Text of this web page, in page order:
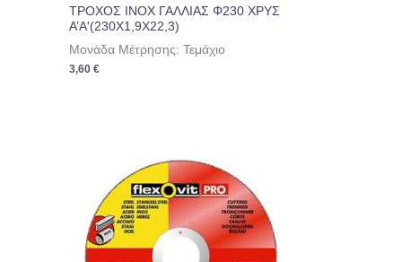
ΤΡΟΧΟΣ INOX ΓΑΛΛΙΑΣ Φ230 ΧΡΥΣ
Α’Α'(230Χ1,9Χ22,3)
Μονάδα Μέτρησης: Τεμάχιο
3,60€